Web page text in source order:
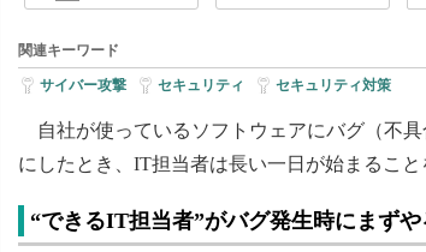
関連キーワード
サイバー攻撃 セキュリティ セキュリティ対策
自社が使っているソフトウェアにバグ（不
にしたとき、IT担当者は長い一日が始まること
“できるIT担当者”がバグ発生時にまずや